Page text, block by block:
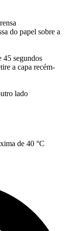
do papel sobre a
45 segundos
a capa recém-
lado
de 40 °C